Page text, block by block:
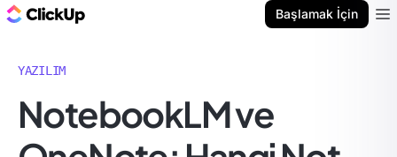
Başlamak İçin
YAZILIM
NotebookLM ve